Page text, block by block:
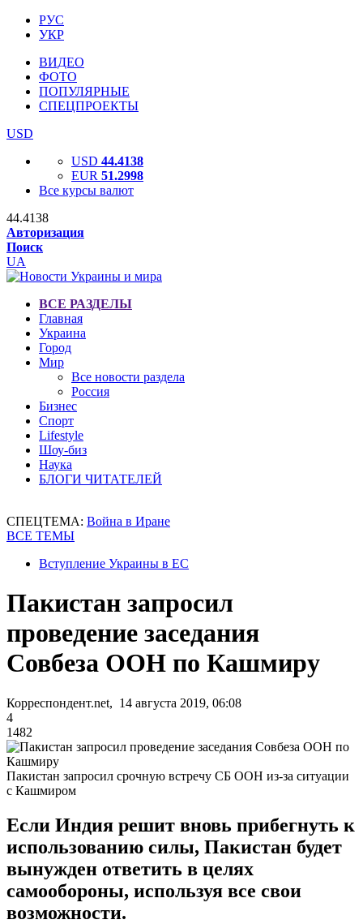
РУС
УКР
ВИДЕО
ФОТО
ПОПУЛЯРНЫЕ
СПЕЦПРОЕКТЫ
USD
USD 44.4138
EUR 51.2998
Все курсы валют
44.4138
Авторизация
Поиск
UA
ВСЕ РАЗДЕЛЫ
Главная
Украина
Город
Мир
Все новости раздела
Россия
Бизнес
Спорт
Lifestyle
Шоу-биз
Наука
БЛОГИ ЧИТАТЕЛЕЙ
СПЕЦТЕМА: Война в Иране
ВСЕ ТЕМЫ
Вступление Украины в ЕС
Пакистан запросил
проведение заседания
Совбеза ООН по Кашмиру
Корреспондент.net, 14 августа 2019, 06:08
4
1482
Пакистан запросил срочную встречу СБ ООН из-за ситуации
с Кашмиром
Если Индия решит вновь прибегнуть к
использованию силы, Пакистан будет
вынужден ответить в целях
самообороны, используя все свои
возможности.